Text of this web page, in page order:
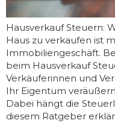
Hausverkauf Steuern:
Haus zu verkaufen ist
Immobiliengeschäft.
beim Hausverkauf
Verkäuferinnen und
Ihr Eigentum
Dabei hängt die
diesem Ratgeber